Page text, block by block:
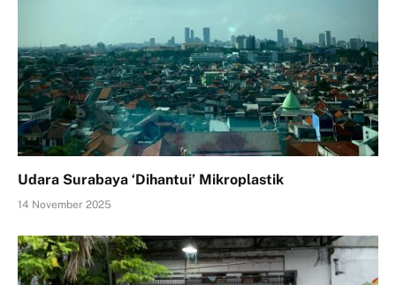
Udara Surabaya ‘Dihantui’ Mikroplastik
14 November 2025